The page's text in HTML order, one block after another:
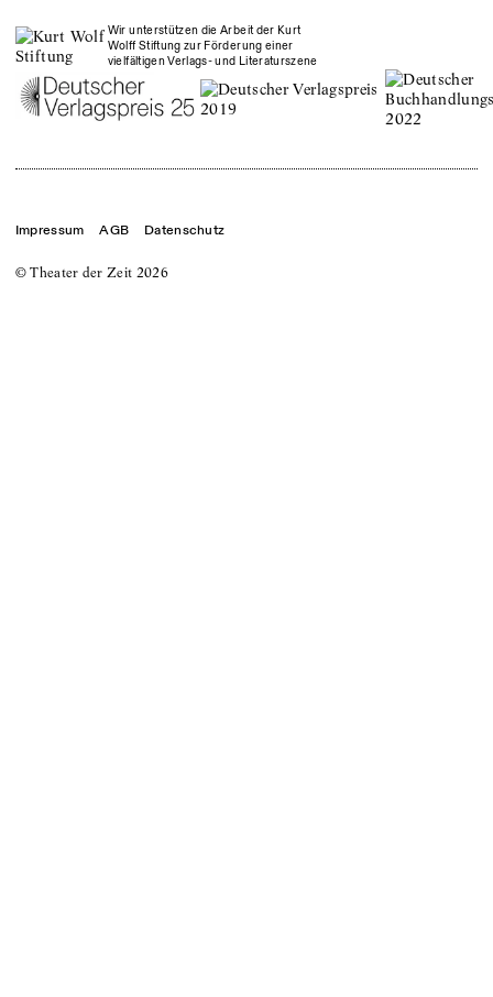
Wir unterstützen die Arbeit der Kurt
Wolff Stiftung zur Förderung einer
vielfältigen Verlags- und Literaturszene
© Theater der Zeit 2026
Impressum AGB Datenschutz